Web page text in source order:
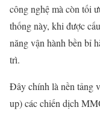
công nghệ mà còn tối
thống này, khi được
năng vận hành bền bỉ
trì.
Đây chính là nền tảng
up) các chiến dịch